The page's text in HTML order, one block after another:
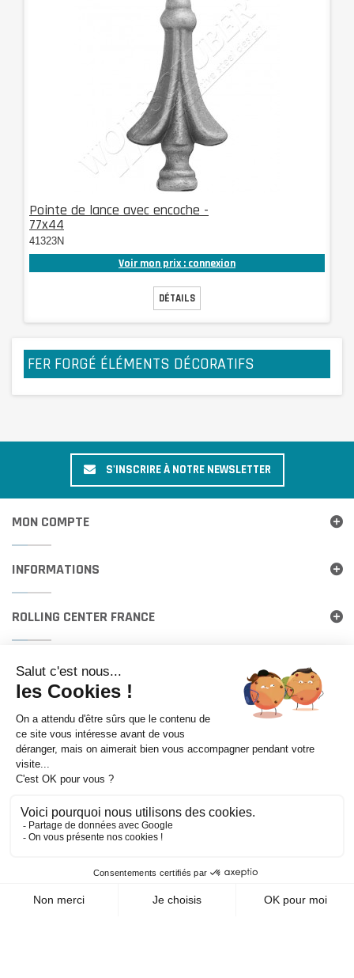
Pointe de lance avec encoche -
77x44
41323N
Voir mon prix : connexion
DÉTAILS
FER FORGÉ ÉLÉMENTS DÉCORATIFS
S'INSCRIRE À NOTRE NEWSLETTER
MON COMPTE
INFORMATIONS
ROLLING CENTER FRANCE
Mentions légales